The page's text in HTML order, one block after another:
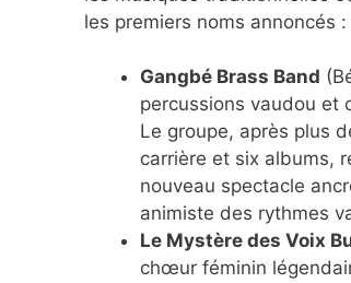
les premiers noms annoncés :
Gangbé Brass Band
percussions vaudou et
Le groupe, après plus
carrière et six albums,
nouveau spectacle
animiste des rythmes
Le Mystère des Voix
chœur féminin